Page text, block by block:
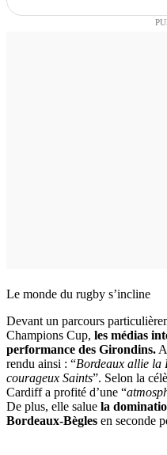
Le monde du rugby s’incline
Devant un parcours
Champions Cup, les médias
performance des Girondins.
rendu ainsi : “Bordeaux allie la
courageux Saints”. Selon la
Cardiff a profité d’une “
De plus, elle salue la
Bordeaux-Bègles en seconde